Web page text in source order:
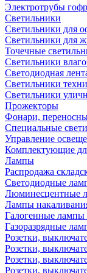
Электротрубы
Светильники
Светильники для
Светильники для
Точечные
Светильники
Светодиодная
Светильники
Светильники
Прожекторы
Фонари,
Специальные
Управление
Комплектующие
Лампы
Распродажа
Светодиодные
Люминесцентные
Лампы
Галогенные
Газоразрядные
Розетки,
Розетки,
Розетки,
Розетки,